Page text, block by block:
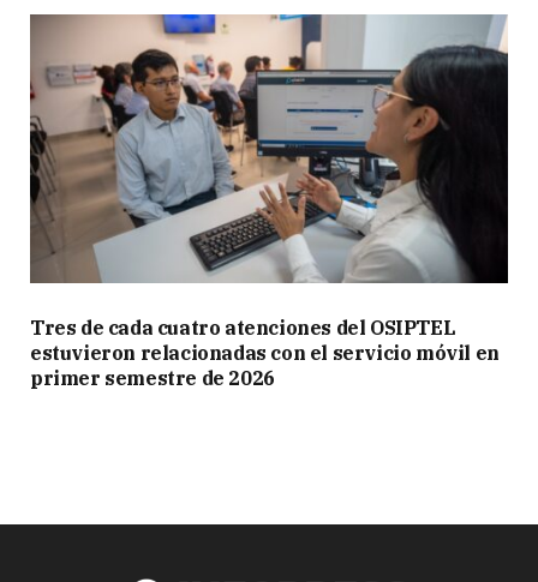
Tres de cada cuatro atenciones del OSIPTEL
estuvieron relacionadas con el servicio móvil en
primer semestre de 2026